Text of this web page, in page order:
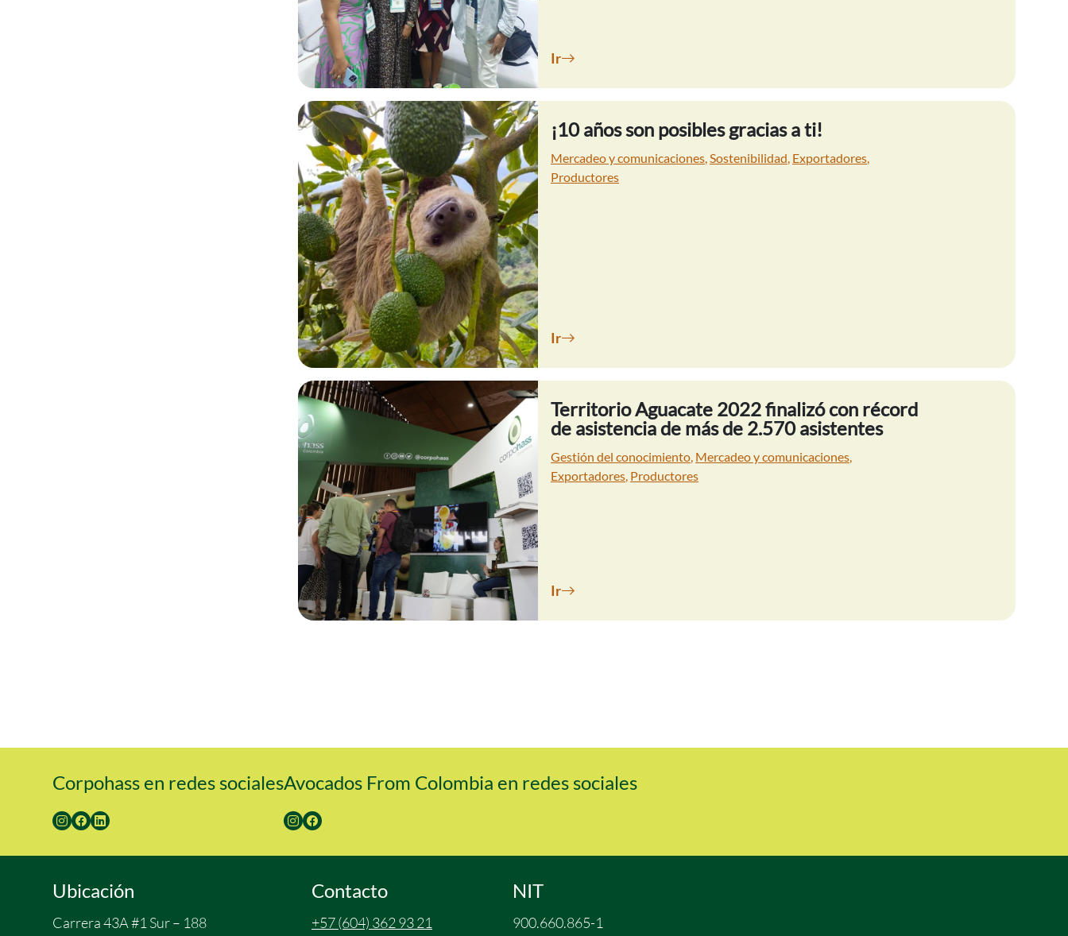
Ir
¡10 años son posibles gracias a ti!
Mercadeo y comunicaciones,Sostenibilidad, Exportadores,
Productores
Ir
Territorio Aguacate 2022 finalizó con récord
de asistencia de más de 2.570 asistentes
Gestión del conocimiento Mercadeo y comunicaciones
Exportadores Productores
Ir
Corpohass en redes socialesAvocados From Colombia en redes sociales
Ubicación
Carrera 43A #1 Sur – 188
Contacto
+57 (604) 362 93 21
NIT
900.660.865-1